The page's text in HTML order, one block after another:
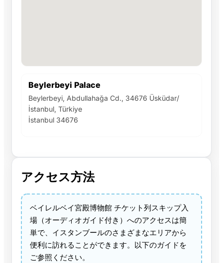
Beylerbeyi Palace
Beylerbeyi, Abdullahağa Cd., 34676 Üsküdar/
İstanbul, Türkiye
İstanbul 34676
アクセス方法
ベイレルベイ宮殿博物館 チケット列スキップ入
場（オーディオガイド付き）へのアクセスは簡
単で、イスタンブールのさまざまなエリアから
便利に訪れることができます。以下のガイドを
ご参照ください。